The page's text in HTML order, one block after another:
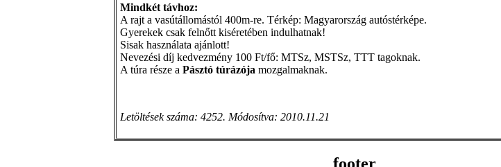
Mindkét távhoz:
A rajt a vasútállomástól 400m-re. Térkép: Magyarország autóstérképe.
Gyerekek csak felnőtt kiséretében indulhatnak!
Sisak használata ajánlott!
Nevezési díj kedvezmény 100 Ft/fő: MTSz, MSTSz, TTT tagoknak.
A túra része a Pásztó túrázója mozgalmaknak.
Letöltések száma: 4252. Módosítva: 2010.11.21